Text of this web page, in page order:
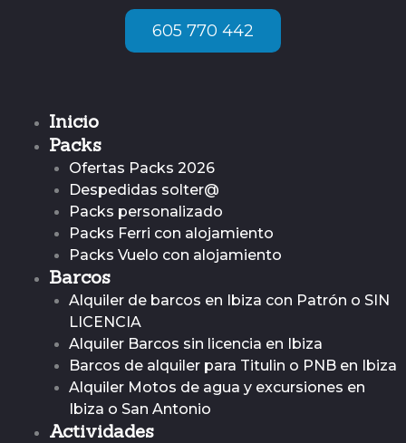
605 770 442
Inicio
Packs
Ofertas Packs 2026
Despedidas solter@
Packs personalizado
Packs Ferri con alojamiento
Packs Vuelo con alojamiento
Barcos
Alquiler de barcos en Ibiza con Patrón o SIN
LICENCIA
Alquiler Barcos sin licencia en Ibiza
Barcos de alquiler para Titulin o PNB en Ibiza
Alquiler Motos de agua y excursiones en
Ibiza o San Antonio
Actividades